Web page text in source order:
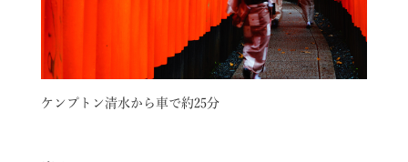
ケンプトン清水から車で約25分